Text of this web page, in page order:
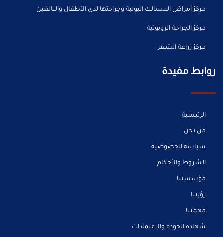
مركز أمراض المسالك البولية وجراحتها لدى الأطفال والبالغين
مركز الجراحة الروبوتية
مركز زراعة الشعر
روابط مفيدة
الرئيسية
من نحن
سياسة الخصوصية
الشروط والأحكام
مؤسستنا
رؤيتنا
مهمتنا
شهادة الجودة والاعتمادات